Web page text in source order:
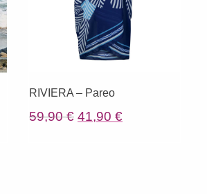
RIVIERA – Pareo
59,90€ Il
41,90 €